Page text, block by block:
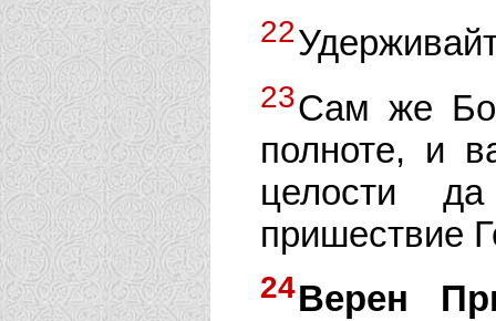
22
23Сам же
полноте, и
целости
пришествие
24Верен